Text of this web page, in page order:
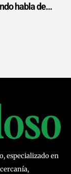
habla de…
especializado en